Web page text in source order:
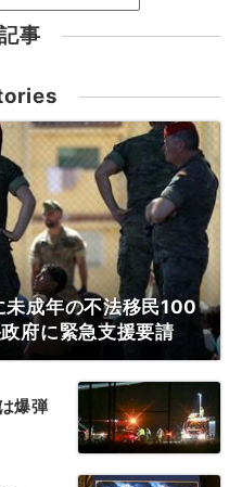
事
未成年の不法移民100
府に緊急支援要請
爆弾